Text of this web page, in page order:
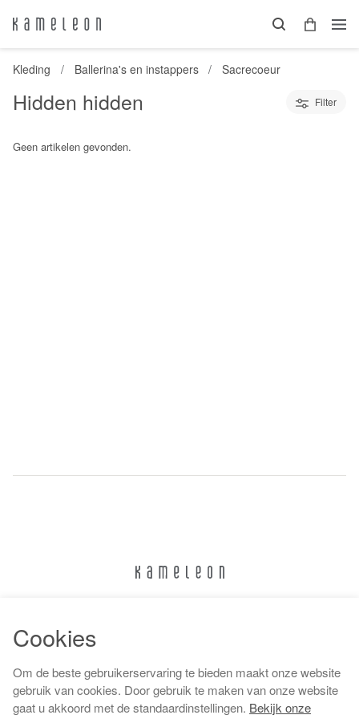
Kleding Ballerina's en instappers Sacrecoeur
Hidden hidden Filter
Geen artikelen gevonden.
Algemene voorwaarden
Cookies
Om de beste gebruikerservaring te bieden maakt onze website
gebruik van cookies. Door gebruik te maken van onze website
gaat u akkoord met de standaardinstellingen. Bekijk onze